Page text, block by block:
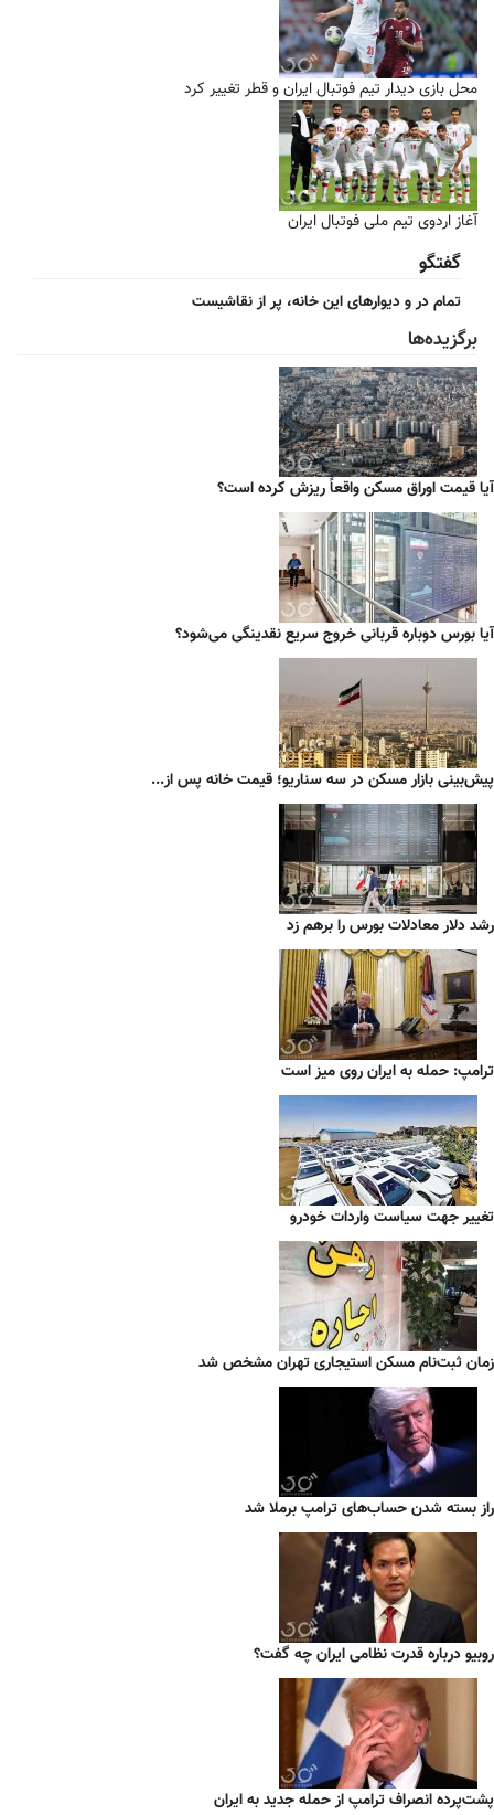
محل بازی دیدار تیم فوتبال ایران و قطر تغییر کرد
آغاز اردوی تیم ملی فوتبال ایران
گفتگو
تمام در و دیوارهای این خانه، پر از نقاشیست
برگزیده‌ها
آیا قیمت اوراق مسکن واقعاً ریزش کرده است؟
آیا بورس دوباره قربانی خروج سریع نقدینگی می‌شود؟
پیش‌بینی بازار مسکن در سه سناریو؛ قیمت خانه پس از...
رشد دلار معادلات بورس را برهم زد
ترامپ: حمله به ایران روی میز است
تغییر جهت سیاست واردات خودرو
زمان ثبت‌نام مسکن استیجاری تهران مشخص شد
راز بسته شدن حساب‌های ترامپ برملا شد
روبیو درباره قدرت نظامی ایران چه گفت؟
پشت‌پرده انصراف ترامپ از حمله جدید به ایران